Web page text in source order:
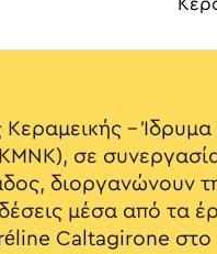
– Ίδρυμα
σε
διοργανώνουν
μέσα από τα
Caltagirone στο